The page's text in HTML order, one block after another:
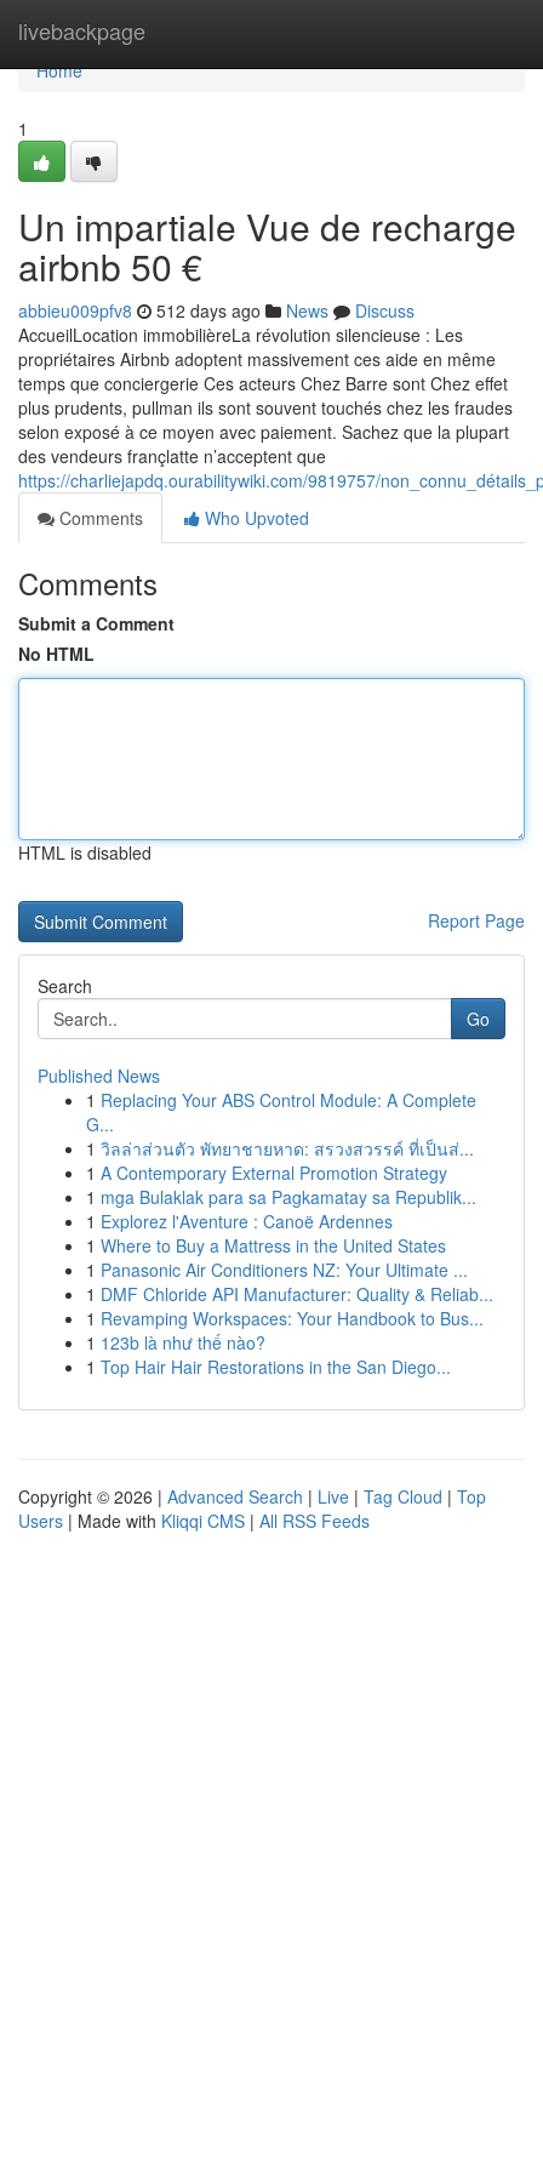
livebackpage
Home
Home
1
Un impartiale Vue de recharge
airbnb 50 €
abbieu009pfv8 512 days ago News
Discuss
AccueilLocation immobilièreLa révolution silencieuse : Les
propriétaires Airbnb adoptent massivement ces aide en même
temps que conciergerie Ces acteurs Chez Barre sont Chez effet
plus prudents, pullman ils sont souvent touchés chez les fraudes
selon exposé à ce moyen avec paiement. Sachez que la plupart
des vendeurs françlatte n’acceptent que
https://charliejapdq.ourabilitywiki.com/9819757/
Comments
Who Upvoted
Comments
Submit a Comment
No HTML
HTML is disabled
Report Page
Search
Go
Published News
1 Replacing Your ABS Control Module: A Complete
G...
1 วิลล่าส่วนตัว พัทยาชายหาด: สรวงสวรรค์ ที่เป็นส่...
1 A Contemporary External Promotion Strategy
1 mga Bulaklak para sa Pagkamatay sa Republik...
1 Explorez l'Aventure : Canoë Ardennes
1 Where to Buy a Mattress in the United States
1 Panasonic Air Conditioners NZ: Your Ultimate ...
1 DMF Chloride API Manufacturer: Quality & Reliab...
1 Revamping Workspaces: Your Handbook to Bus...
1 123b là như thế nào?
1 Top Hair Hair Restorations in the San Diego...
Copyright © 2026 | Advanced Search | Live | Tag Cloud | Top
Users | Made with Kliqqi CMS | All RSS Feeds